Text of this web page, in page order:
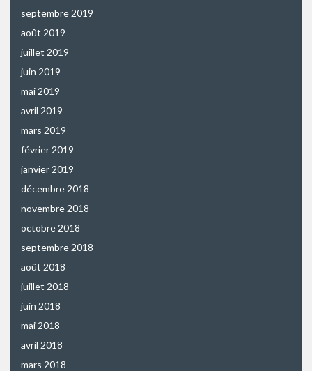
septembre 2019
août 2019
juillet 2019
juin 2019
mai 2019
avril 2019
mars 2019
février 2019
janvier 2019
décembre 2018
novembre 2018
octobre 2018
septembre 2018
août 2018
juillet 2018
juin 2018
mai 2018
avril 2018
mars 2018